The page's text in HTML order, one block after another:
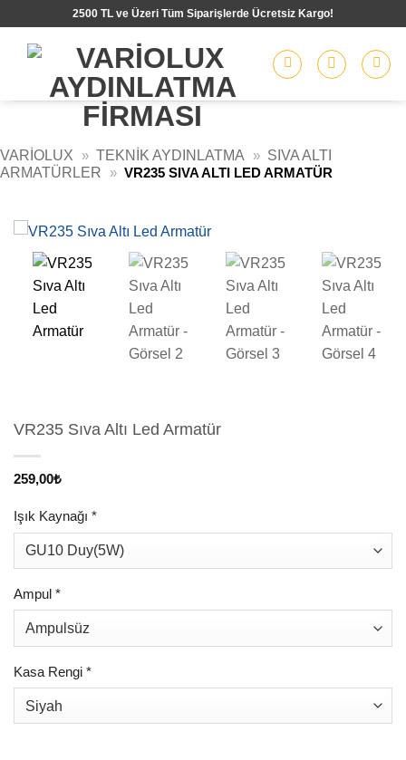
2500 TL ve Üzeri Tüm Siparişlerde Ücretsiz Kargo!
VARIOLUX » TEKNIK AYDINLATMA » SIVA ALTI
ARMATÜRLER
» VR235 SIVA ALTI LED ARMATÜR
VR235 Sıva Altı Led Armatür
259,00₺
Işık Kaynağı *
Ampul *
Kasa Rengi *